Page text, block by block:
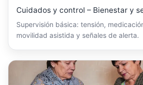
Cuidados y control – Bienestar y
Supervisión básica: tensión,
movilidad asistida y señales de alerta.